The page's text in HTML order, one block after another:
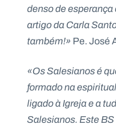
denso de esperança
artigo da Carla
também!» Pe. José
«Os Salesianos é
formado na
ligado à Igreja e a
Salesianos. Este
e
s
i
a
o
s
.
p
t